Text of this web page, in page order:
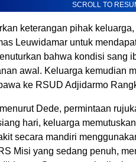
SCROLL TO
keterangan pihak
Leuwidamar untuk
bahwa kondisi sang
awal. Keluarga kemudian
ke RSUD Adjidarmo
Dede, permintaan
hari, keluarga
secara mandiri
Misi yang sedang penuh,